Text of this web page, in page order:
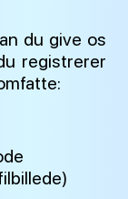
du give os
registrerer